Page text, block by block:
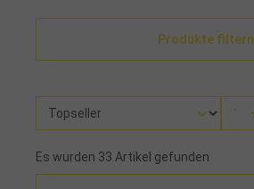
Produkte filtern
Es wurden 33 Artikel gefunden